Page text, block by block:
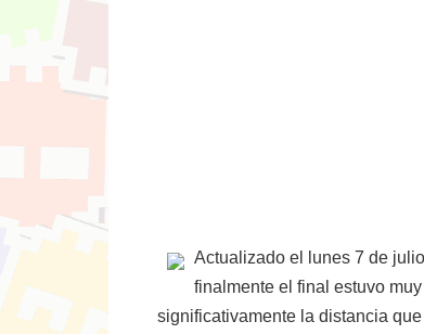
Actualizado el lunes 7 de
finalmente el final estuvo
significativamente la distancia